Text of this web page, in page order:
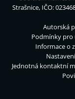
Strašnice, IČO:
Autorská
Podmínky pro
Informace o
Jednotná kontaktní